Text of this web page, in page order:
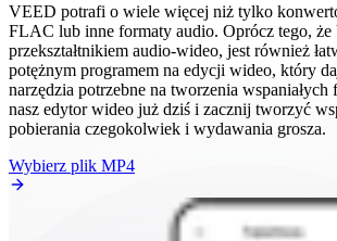
VEED potrafi o wiele więcej niż tylko
FLAC lub inne formaty audio. Oprócz tego,
przekształtnikiem audio-wideo, jest również
potężnym programem na edycji wideo, który
narzędzia potrzebne na tworzenia
nasz edytor wideo już dziś i zacznij tworzyć
pobierania czegokolwiek i wydawania grosza.
Wybierz plik MP4